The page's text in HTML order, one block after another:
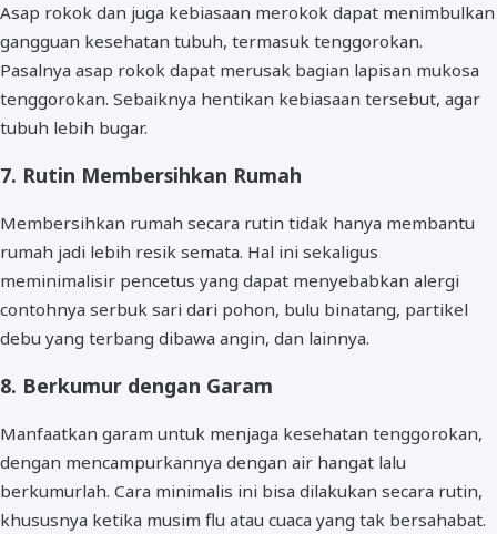
Asap rokok dan juga kebiasaan merokok dapat menimbulkan
gangguan kesehatan tubuh, termasuk tenggorokan.
Pasalnya asap rokok dapat merusak bagian lapisan mukosa
tenggorokan. Sebaiknya hentikan kebiasaan tersebut, agar
tubuh lebih bugar.
7. Rutin Membersihkan Rumah
Membersihkan rumah secara rutin tidak hanya membantu
rumah jadi lebih resik semata. Hal ini sekaligus
meminimalisir pencetus yang dapat menyebabkan alergi
contohnya serbuk sari dari pohon, bulu binatang, partikel
debu yang terbang dibawa angin, dan lainnya.
8. Berkumur dengan Garam
Manfaatkan garam untuk menjaga kesehatan tenggorokan,
dengan mencampurkannya dengan air hangat lalu
berkumurlah. Cara minimalis ini bisa dilakukan secara rutin,
khususnya ketika musim flu atau cuaca yang tak bersahabat.